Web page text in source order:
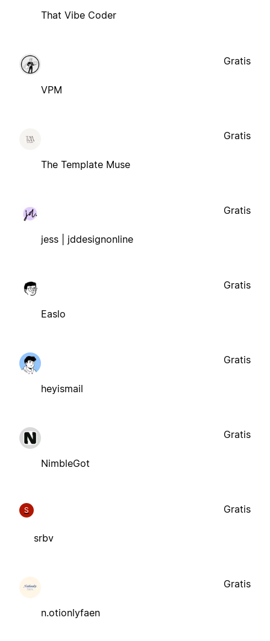
That Vibe Coder
VPM
Gratis
The Template Muse
Gratis
jess | jddesignonline
Gratis
Easlo
Gratis
heyismail
Gratis
NimbleGot
Gratis
S
srbv
Gratis
n.otionlyfaen
Gratis